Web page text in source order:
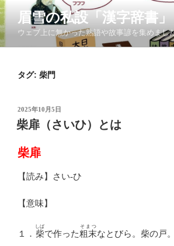
コ
ン
テ
ン
眉雪の私設「漢字辞書」
ウェブ上に無かった熟語や故事諺を集めまし
タグ: 柴門
投
稿
日:
2025年10月5日
柴扉（さいひ）とは
柴扉
【読み】さい-ひ
【意味】
１． 柴
しば
で作った粗末
そまつ
なとびら。柴の戸。